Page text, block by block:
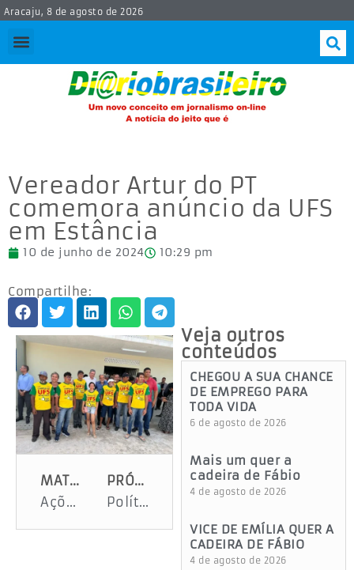
Aracaju, 8 de agosto de 2026
Vereador Artur do PT
comemora anúncio da UFS
em Estância
10 de junho de 2024 10:29 pm
Compartilhe:
MATÉRIA ANTERIOR
Ações em prol da governança corporativa avançam no estado de Sergipe
PRÓXIMA MATÉRIA
Políticas públicas sergipanas concorrem ao Prêmio Nacional de Prefeitura Empreendedora
Veja outros
conteúdos
CHEGOU A SUA CHANCE
DE EMPREGO PARA
TODA VIDA
6 de agosto de 2026
Mais um quer a
cadeira de Fábio
4 de agosto de 2026
VICE DE EMÍLIA QUER A
CADEIRA DE FÁBIO
4 de agosto de 2026